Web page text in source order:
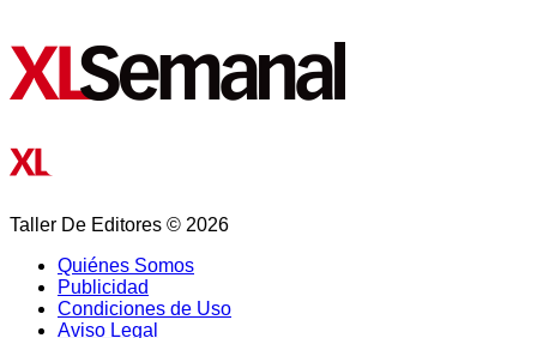
Taller De Editores © 2026
Quiénes Somos
Publicidad
Condiciones de Uso
Aviso Legal